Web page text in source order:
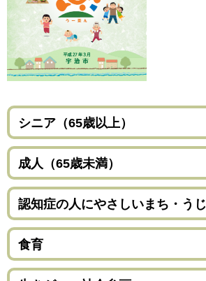
シニア（65歳以上）
成人（65歳未満）
認知症の人にやさしいまち・うじ
食育